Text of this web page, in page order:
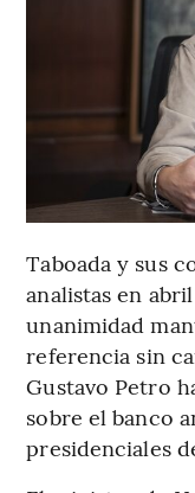
Taboada y sus
analistas en
unanimidad
referencia sin
Gustavo Petro
sobre el banco
presidenciales